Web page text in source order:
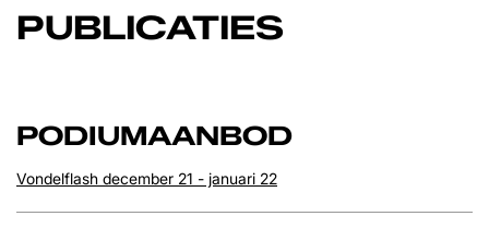
PUBLICATIES
PODIUMAANBOD
Vondelflash december 21 - januari 22